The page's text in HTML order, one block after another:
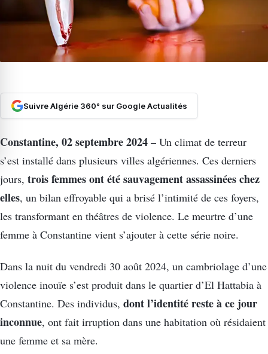
Suivre Algérie 360° sur Google Actualités
Constantine, 02 septembre 2024 – Un climat de terreur
s’est installé dans plusieurs villes algériennes. Ces derniers
jours, trois femmes ont été sauvagement assassinées chez
elles, un bilan effroyable qui a brisé l’intimité de ces foyers,
les transformant en théâtres de violence. Le meurtre d’une
femme à Constantine vient s’ajouter à cette série noire.
Dans la nuit du vendredi 30 août 2024, un cambriolage d’une
violence inouïe s’est produit dans le quartier d’El Hattabia à
Constantine. Des individus, dont l’identité reste à ce jour
inconnue, ont fait irruption dans une habitation où résidaient
une femme et sa mère.